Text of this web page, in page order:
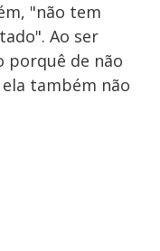
"não tem
Ao ser
porquê de não
também não